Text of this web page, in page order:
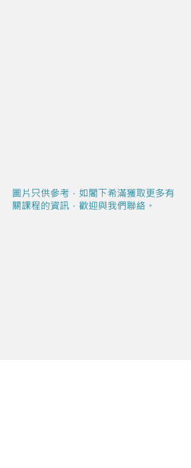
圖片只供參考，如閣下希滿獲取更多有
關課程的資訊，歡迎與我們聯絡。